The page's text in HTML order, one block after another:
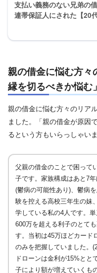
支払い義務のない兄弟の
連帯保証人にされた【20
親の借金に悩む方々
縁を切るべきか悩む」
親の借金に悩む方々のリア
ました。「親の借金が原因
るという方もいらっしゃいま
父親の借金のことで困って
子です。家族構成はあと7
(鬱病の可能性あり)、鬱病
験を控える高校三年生の妹
学している私の4人です。
600万を超える利子のとて
す。当初は45万ほどカード
のみを把握していました。
ドローンは金利が15%とと
子により額が増えていくも